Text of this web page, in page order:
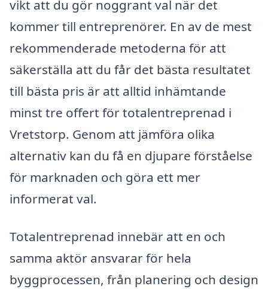
vikt att du gör noggrant val när det
kommer till entreprenörer. En av de mest
rekommenderade metoderna för att
säkerställa att du får det bästa resultatet
till bästa pris är att alltid inhämtande
minst tre offert för totalentreprenad i
Vretstorp. Genom att jämföra olika
alternativ kan du få en djupare förståelse
för marknaden och göra ett mer
informerat val.
Totalentreprenad innebär att en och
samma aktör ansvarar för hela
byggprocessen, från planering och design